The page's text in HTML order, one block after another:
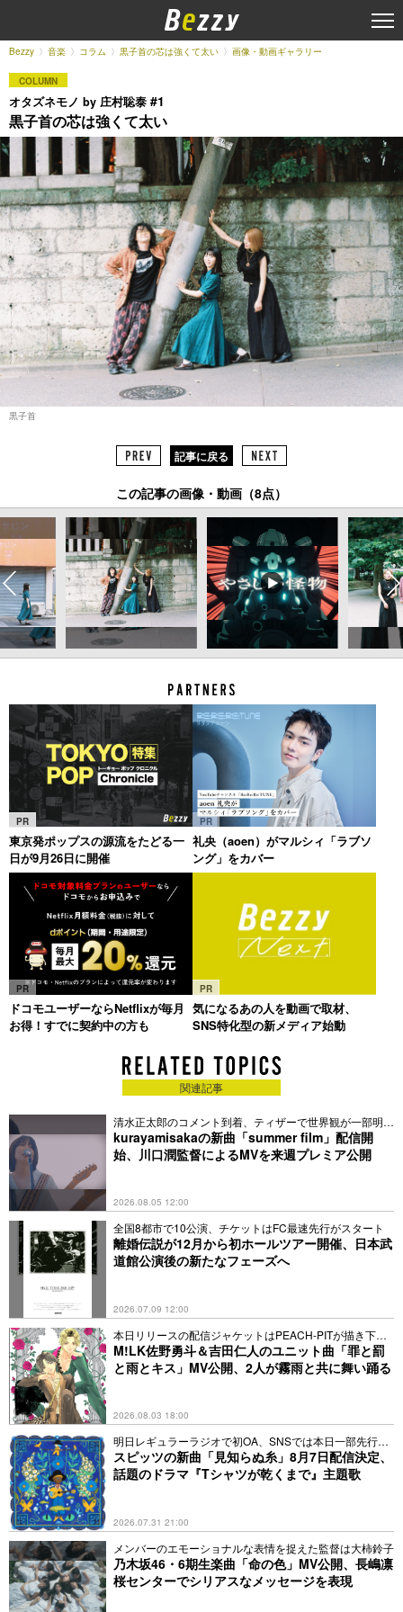
Bezzy 音楽 コラム 黒子首の芯は強くて太い 画像・動画ギャラリー
COLUMN
オタズネモノ by 庄村聡泰 #1
黒子首の芯は強くて太い
黒子首
記事に戻る
この記事の画像・動画（8点）
PR
東京発ポップスの源流をたどる一
日が9月26日に開催
PR
礼央（aoen）がマルシィ「ラブソ
ング」をカバー
PR
ドコモユーザーならNetflixが毎月
お得！すでに契約中の方も
PR
気になるあの人を動画で取材、
SNS特化型の新メディア始動
関連記事
清水正太郎のコメント到着、ティザーで世界観が一部明ら
かに
kurayamisakaの新曲「summer film」配信開
始、川口潤監督によるMVを来週プレミア公開
2026.08.05 12:00
全国8都市で10公演、チケットはFC最速先行がスタート
離婚伝説が12月から初ホールツアー開催、日本武
道館公演後の新たなフェーズへ
2026.07.09 12:00
本日リリースの配信ジャケットはPEACH-PITが描き下ろ
し
M!LK佐野勇斗＆吉田仁人のユニット曲「罪と罰
と雨とキス」MV公開、2人が霧雨と共に舞い踊る
2026.08.03 18:00
明日レギュラーラジオで初OA、SNSでは本日一部先行配
信
スピッツの新曲「見知らぬ糸」8月7日配信決定、
話題のドラマ『Tシャツが乾くまで』主題歌
2026.07.31 21:00
メンバーのエモーショナルな表情を捉えた監督は大柿鈴子
乃木坂46・6期生楽曲「命の色」MV公開、長嶋凛
桜センターでシリアスなメッセージを表現